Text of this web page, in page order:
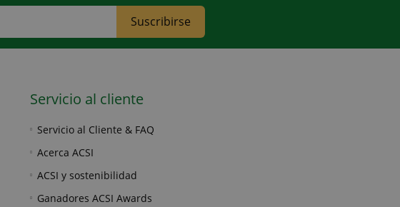
Suscribirse
Servicio al cliente
Servicio al Cliente & FAQ
Acerca ACSI
ACSI y sostenibilidad
Ganadores ACSI Awards